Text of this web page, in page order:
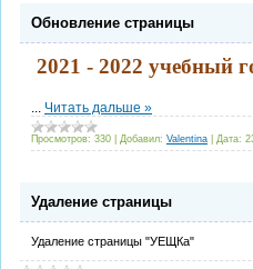
Обновление страницы
2021 - 2022 учебный
... Читать дальше »
Просмотров: 330 Добавил: Valentina Дата:
Удаление страницы
Удаление страницы "УЕЩКа"